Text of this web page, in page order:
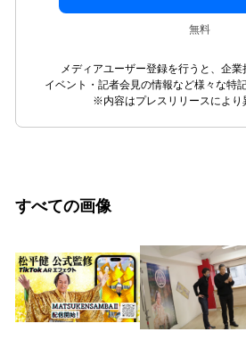
無料
メディアユーザー登録を行うと、企業
イベント・記者会見の情報など様々な特
※内容はプレスリリースにより
すべての画像